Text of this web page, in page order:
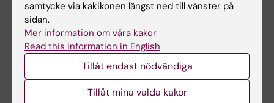
minst
tre ytterligare examinationstillfällen (utöver
ordinarie) på det tidigare innehållet
respektive den tidigare litteraturen under en
tid av
minst ett år från den tidpunkt förändringen
samtycke via kakikonen längst ned till vänster på
sidan.
Mer information om våra kakor
Read this information in English
Tillåt endast nödvändiga
Tillåt mina valda kakor